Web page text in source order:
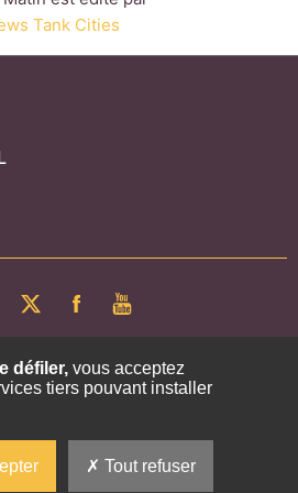
Tank Cities
TWITTERFACEBOOK
YOUTUBE
défiler,vous acceptez
tiers pouvant installer
Tout refuser